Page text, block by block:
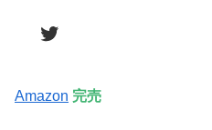
Twitter
Amazon 完売